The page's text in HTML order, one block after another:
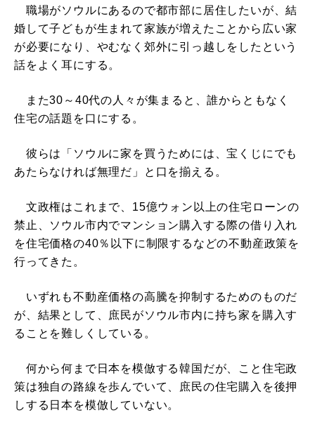
職場がソウルにあるので都市部に居住したいが、結
婚して子どもが生まれて家族が増えたことから広い家
が必要になり、やむなく郊外に引っ越しをしたという
話をよく耳にする。
また30～40代の人々が集まると、誰からともなく
住宅の話題を口にする。
彼らは「ソウルに家を買うためには、宝くじにでも
あたらなければ無理だ」と口を揃える。
文政権はこれまで、15億ウォン以上の住宅ローンの
禁止、ソウル市内でマンション購入する際の借り入れ
を住宅価格の40％以下に制限するなどの不動産政策を
行ってきた。
いずれも不動産価格の高騰を抑制するためのものだ
が、結果として、庶民がソウル市内に持ち家を購入す
ることを難しくしている。
何から何まで日本を模倣する韓国だが、こと住宅政
策は独自の路線を歩んでいて、庶民の住宅購入を後押
しする日本を模倣していない。